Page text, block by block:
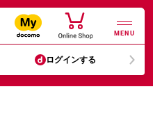
MENU
ログインする